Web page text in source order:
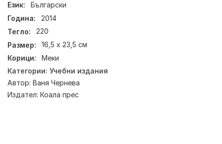
Език:
Български
Година:
2014
Тегло:
220
Размер:
16,5 х 23,5 см
Корици:
Меки
Категории: Учебни издания
Автор: Ваня Чернева
Издател: Коала прес